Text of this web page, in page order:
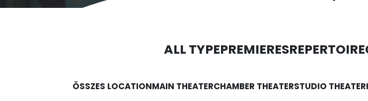
ALL TYPEPREMIERESREPERTOIRE
ÖSSZES LOCATIONMAIN THEATERCHAMBER THEATERSTUDIO THEATER